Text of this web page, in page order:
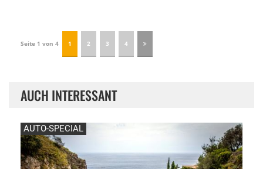
Seite 1 von 4 1 2 3 4
AUCH INTERESSANT
AUTO-SPECIAL